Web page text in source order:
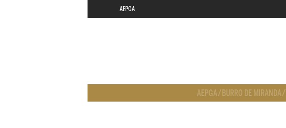
AEPGA
AEPGA/ BURRO DE MIRANDA/